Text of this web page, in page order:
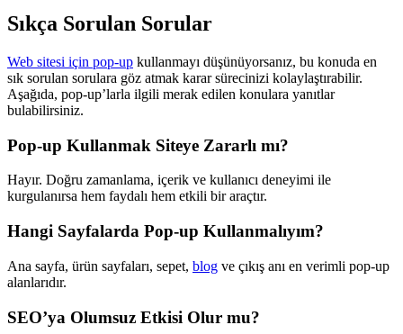
Sıkça Sorulan Sorular
Web sitesi için pop-up kullanmayı düşünüyorsanız, bu konuda en
sık sorulan sorulara göz atmak karar sürecinizi kolaylaştırabilir.
Aşağıda, pop-up’larla ilgili merak edilen konulara yanıtlar
bulabilirsiniz.
Pop-up Kullanmak Siteye Zararlı mı?
Hayır. Doğru zamanlama, içerik ve kullanıcı deneyimi ile
kurgulanırsa hem faydalı hem etkili bir araçtır.
Hangi Sayfalarda Pop-up Kullanmalıyım?
Ana sayfa, ürün sayfaları, sepet, blog ve çıkış anı en verimli pop-up
alanlarıdır.
SEO’ya Olumsuz Etkisi Olur mu?